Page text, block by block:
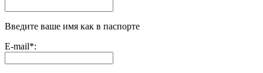
Введите ваше имя как в паспорте
E-mail*: